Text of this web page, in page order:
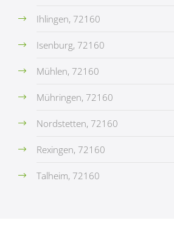
Ihlingen, 72160
Isenburg, 72160
Mühlen, 72160
Mühringen, 72160
Nordstetten, 72160
Rexingen, 72160
Talheim, 72160